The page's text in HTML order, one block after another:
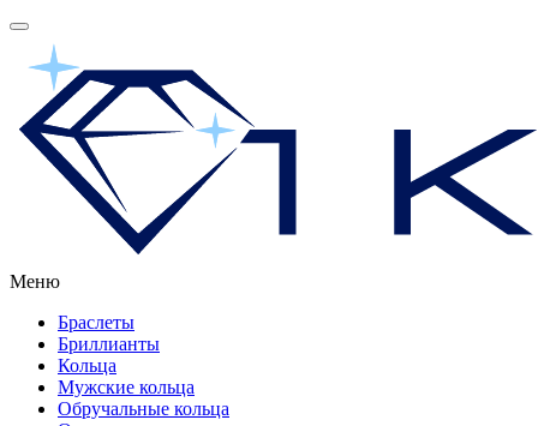
Меню
Браслеты
Бриллианты
Кольца
Мужские кольца
Обручальные кольца